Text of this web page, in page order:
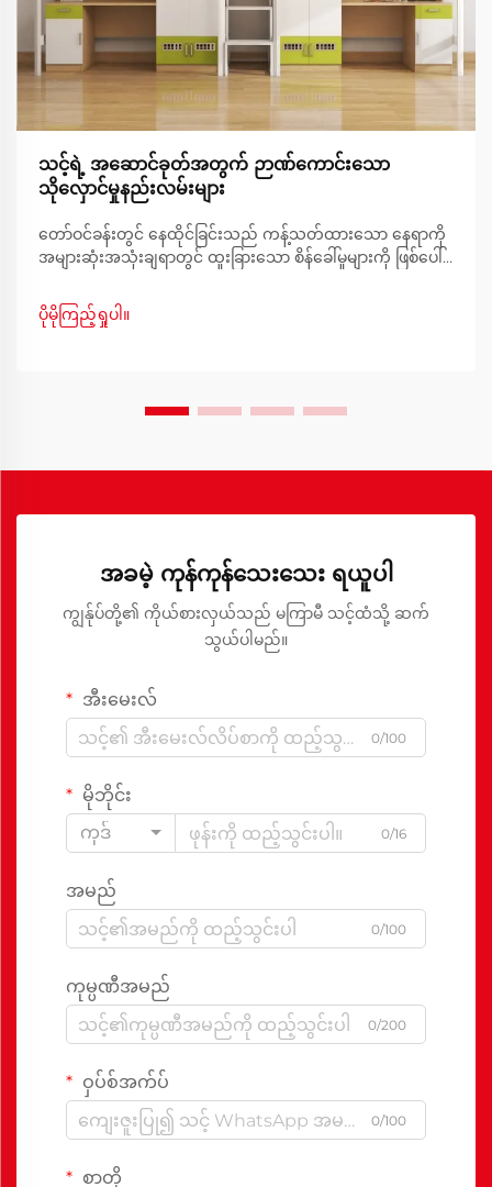
သင့်ရဲ့ အဆောင်ခုတ်အတွက် ဉာဏ်ကောင်းသော
သိုလှောင်မှုနည်းလမ်းများ
တော်ဝင်ခန်းတွင် နေထိုင်ခြင်းသည် ကန့်သတ်ထားသော နေရာကို
အများဆုံးအသုံးချရာတွင် ထူးခြားသော စိန်ခေါ်မှုများကို ဖြစ်ပေါ်
စနစ်တကျစီမံထားသော တော်ဝင်ခန်းအိပ်ရာ စီမံခန့်ခွဲမှုသည်
သင့်နေရာကျဉ်းကို လုပ်ဆောင်နိုင်ပြီး သက်တောင့်သက်သာရှိ
ပိုမိုကြည့်ရှုပါ။
အခမဲ့ ကုန်ကုန်သေးသေး ရယူပါ
ကျွန်ုပ်တို့၏ ကိုယ်စားလှယ်သည် မကြာမီ သင့်ထံသို့ ဆက်
သွယ်ပါမည်။
အီးမေးလ်
0/100
မိုဘိုင်း
ကုဒ်
0/16
အမည်
0/100
ကုမ္ပဏီအမည်
0/200
ဝှပ်စ်အက်ပ်
0/100
စာတို